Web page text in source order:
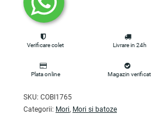
Verificare colet Livrare in 24h
Plata online Magazin verificat
SKU: COBI1765
Categorii: Mori, Mori si batoze